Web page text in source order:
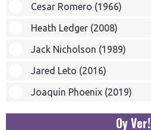
Cesar Romero (1966)
Heath Ledger (2008)
Jack Nicholson (1989)
Jared Leto (2016)
Joaquin Phoenix (2019)
Oy Ver!